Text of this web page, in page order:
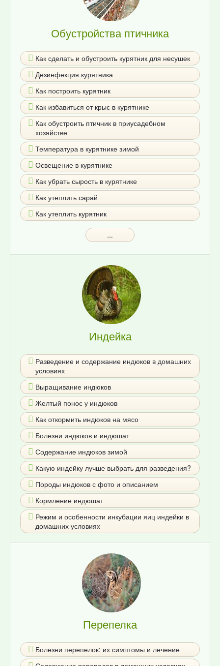
Обустройства птичника
Как сделать и обустроить курятник для несушек
Дезинфекция курятника
Как построить курятник
Как избавиться от крыс в курятнике
Как обустроить птичник в приусадебном
хозяйстве
Температура в курятнике зимой
Освещение в курятнике
Как убрать сырость в курятнике
Как утеплить сарай
Как утеплить курятник
...
Индейка
Разведение и содержание индюков в домашних
условиях
Выращивание индюков
Желтый понос у индюков
Как откормить индюков на мясо
Болезни индюков и индюшат
Содержание индюков зимой
Какую индейку лучше выбрать для разведения?
Породы индюков с фото и описанием
Кормление индюшат
Режим и особенности инкубации яиц индейки в
домашних условиях
Перепелка
Болезни перепелок: их симптомы и лечение